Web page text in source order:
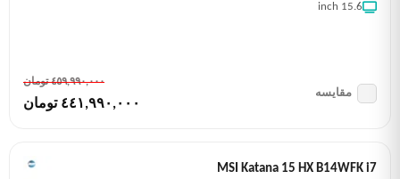
15.6 inch
٤٥٩,٩٩٠,٠٠٠ تومان
٤٤١,٩٩٠,٠٠٠ تومان
مقایسه
MSI Katana 15 HX B14WFK i7